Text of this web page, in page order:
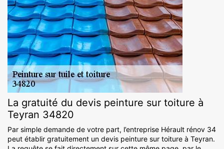
La gratuité du devis peinture sur toiture à
Teyran 34820
Par simple demande de votre part, l’entreprise Hérault rénov 34
peut établir gratuitement un devis peinture sur toiture à Teyran.